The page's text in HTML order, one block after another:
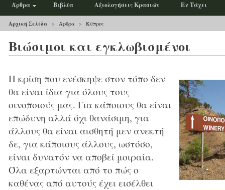
Άρθρα Βιβλία Αξιολογήσεις Κρασιών Εν Τάχει
Αρχική Σελίδα > Άρθρα > Κύπρος
Βιώσιμοι και εγκλωβισμένοι
Η κρίση που ενέσκηψε στον τόπο δεν
θα είναι ίδια για όλους τους
οινοποιούς μας. Για κάποιους θα είναι
επώδυνη αλλά όχι θανάσιμη, για
άλλους θα είναι αισθητή μεν ανεκτή
δε, για κάποιους άλλους, ωστόσο,
είναι δυνατόν να αποβεί μοιραία.
Όλα εξαρτώνται από το πώς ο
καθένας από αυτούς έχει εισέλθει